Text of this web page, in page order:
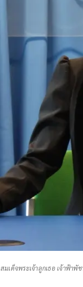
สมเด็จพระเจ้าลูกเธอ เจ้าฟ้า